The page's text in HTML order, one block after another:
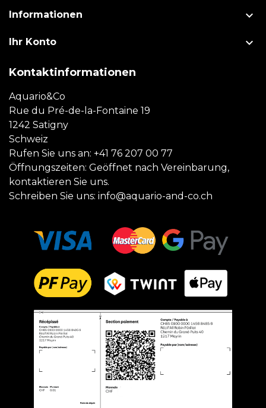
Informationen 
Ihr Konto 
Kontaktinformationen
Aquario&Co
Rue du Pré-de-la-Fontaine 19
1242 Satigny
Schweiz
Rufen Sie uns an: +41 76 207 00 77
Öffnungszeiten: Geöffnet nach Vereinbarung,
kontaktieren Sie uns.
Schreiben Sie uns: info@aquario-and-co.ch